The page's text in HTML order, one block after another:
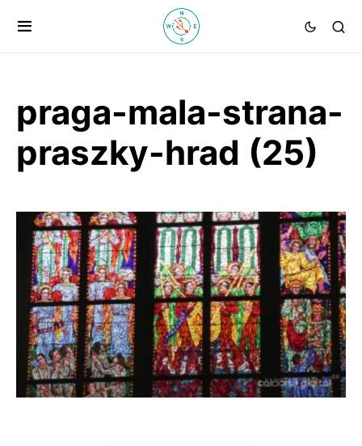
praga-mala-strana-
praszky-hrad (25)